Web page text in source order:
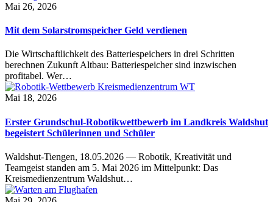
Mai 26, 2026
Mit dem Solarstromspeicher Geld verdienen
Die Wirtschaftlichkeit des Batteriespeichers in drei Schritten
berechnen Zukunft Altbau: Batteriespeicher sind inzwischen
profitabel. Wer…
Mai 18, 2026
Erster Grundschul-Robotikwettbewerb im Landkreis Waldshut
begeistert Schülerinnen und Schüler
Waldshut-Tiengen, 18.05.2026 — Robotik, Kreativität und
Teamgeist standen am 5. Mai 2026 im Mittelpunkt: Das
Kreismedienzentrum Waldshut…